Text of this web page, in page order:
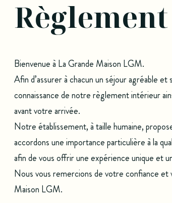
Bienvenue à La Grande Maison LGM.
Afin d’assurer à chacun un séjour agréable
connaissance de notre règlement intérieur
avant votre arrivée.
Notre établissement, à taille humaine,
accordons une importance particulière à la
afin de vous offrir une expérience unique et
Nous vous remercions de votre confiance et
Maison LGM.